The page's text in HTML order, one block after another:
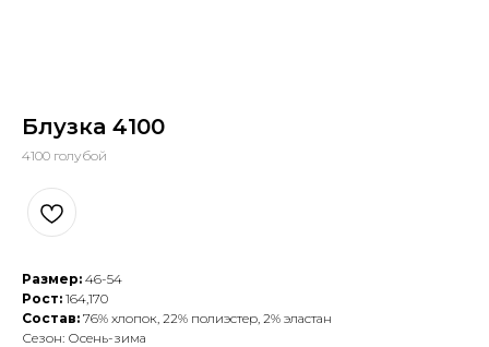
Блузка 4100
4100 голубой
Размер: 46-54
Рост: 164,170
Состав: 76% хлопок, 22% полиэстер, 2% эластан
Сезон: Осень-зима